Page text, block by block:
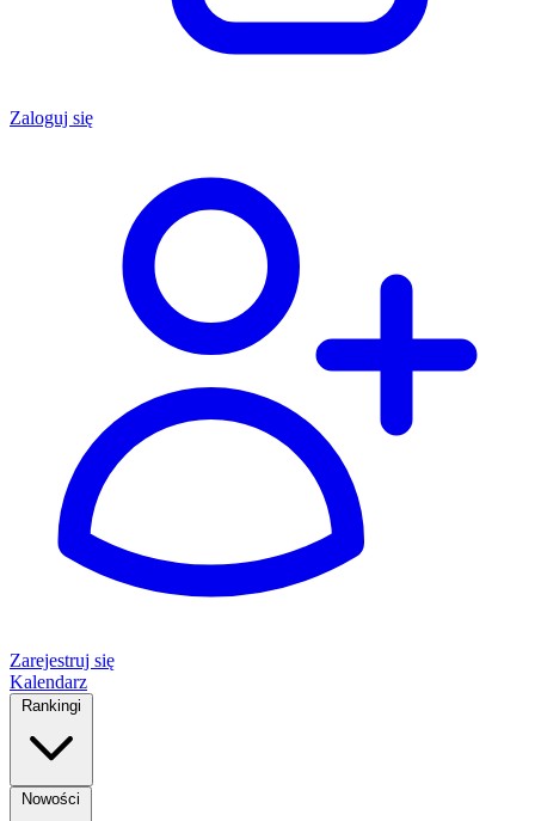
Zaloguj się
Zarejestruj się
Kalendarz
Rankingi
Nowości